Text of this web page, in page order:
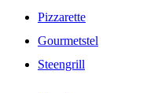
Pizzarette
Gourmetstel
Steengrill